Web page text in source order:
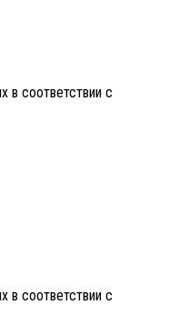
в соответствии с
в соответствии с